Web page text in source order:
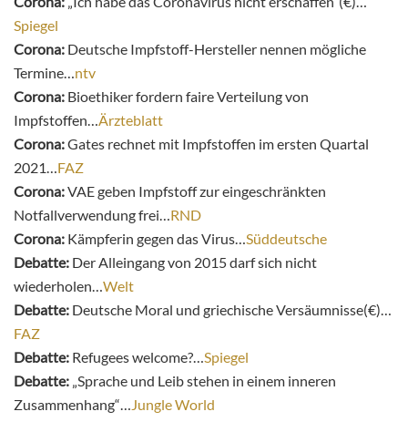
Spiegel
Corona: Deutsche Impfstoff-Hersteller nennen mögliche
Termine… ntv
Corona: Bioethiker fordern faire Verteilung von
Impfstoffen… Ärzteblatt
Corona:Gates rechnet mit Impfstoffen im ersten Quartal
2021… FAZ
Corona:VAE geben Impfstoff zur eingeschränkten
Notfallverwendung frei… RND
Corona: Kämpferin gegen das Virus… Süddeutsche
Debatte: Der Alleingang von 2015 darf sich nicht
wiederholen… Welt
Debatte: Deutsche Moral und griechische Versäumnisse(€)…
FAZ
Debatte: Refugees welcome?… Spiegel
Debatte: „Sprache und Leib stehen in einem inneren
Zusammenhang“…
Jungle World